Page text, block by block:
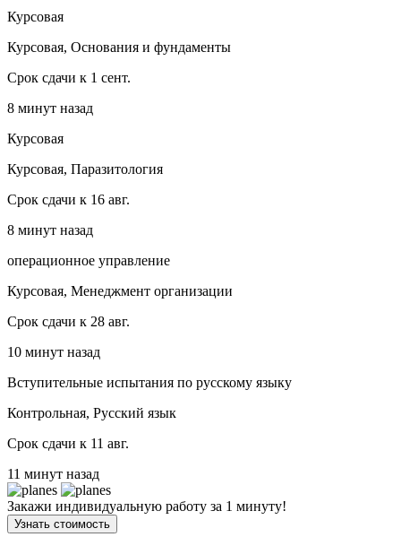
Курсовая
Курсовая, Основания и фундаменты
Срок сдачи к 1 сент.
8 минут назад
Курсовая
Курсовая, Паразитология
Срок сдачи к 16 авг.
8 минут назад
операционное управление
Курсовая, Менеджмент организации
Срок сдачи к 28 авг.
10 минут назад
Вступительные испытания по русскому языку
Контрольная, Русский язык
Срок сдачи к 11 авг.
11 минут назад
Закажи индивидуальную работу за 1 минуту!
Узнать стоимость